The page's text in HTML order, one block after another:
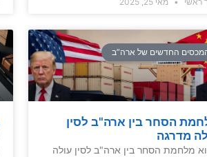
החדשים של ארה”ב
הסחר בין ארה"ב לסין
מדרגה
מלחמת הסחר בין ארה"ב לסין עולה